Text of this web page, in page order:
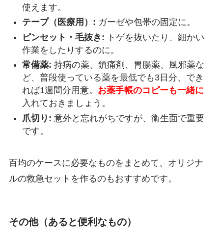
使えます。
テープ（医療用）: ガーゼや包帯の固定に。
ピンセット・毛抜き: トゲを抜いたり、細かい
作業をしたりするのに。
常備薬: 持病の薬、鎮痛剤、胃腸薬、風邪薬な
ど、普段使っている薬を最低でも3日分、でき
れば1週間分用意。 お薬手帳のコピーも一緒に
入れておきましょう。
爪切り: 意外と忘れがちですが、衛生面で重要
です。
百均のケースに必要なものをまとめて、オリジナ
ルの救急セットを作るのもおすすめです。
その他（あると便利なもの）